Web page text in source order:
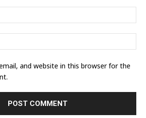
and website in this browser for the